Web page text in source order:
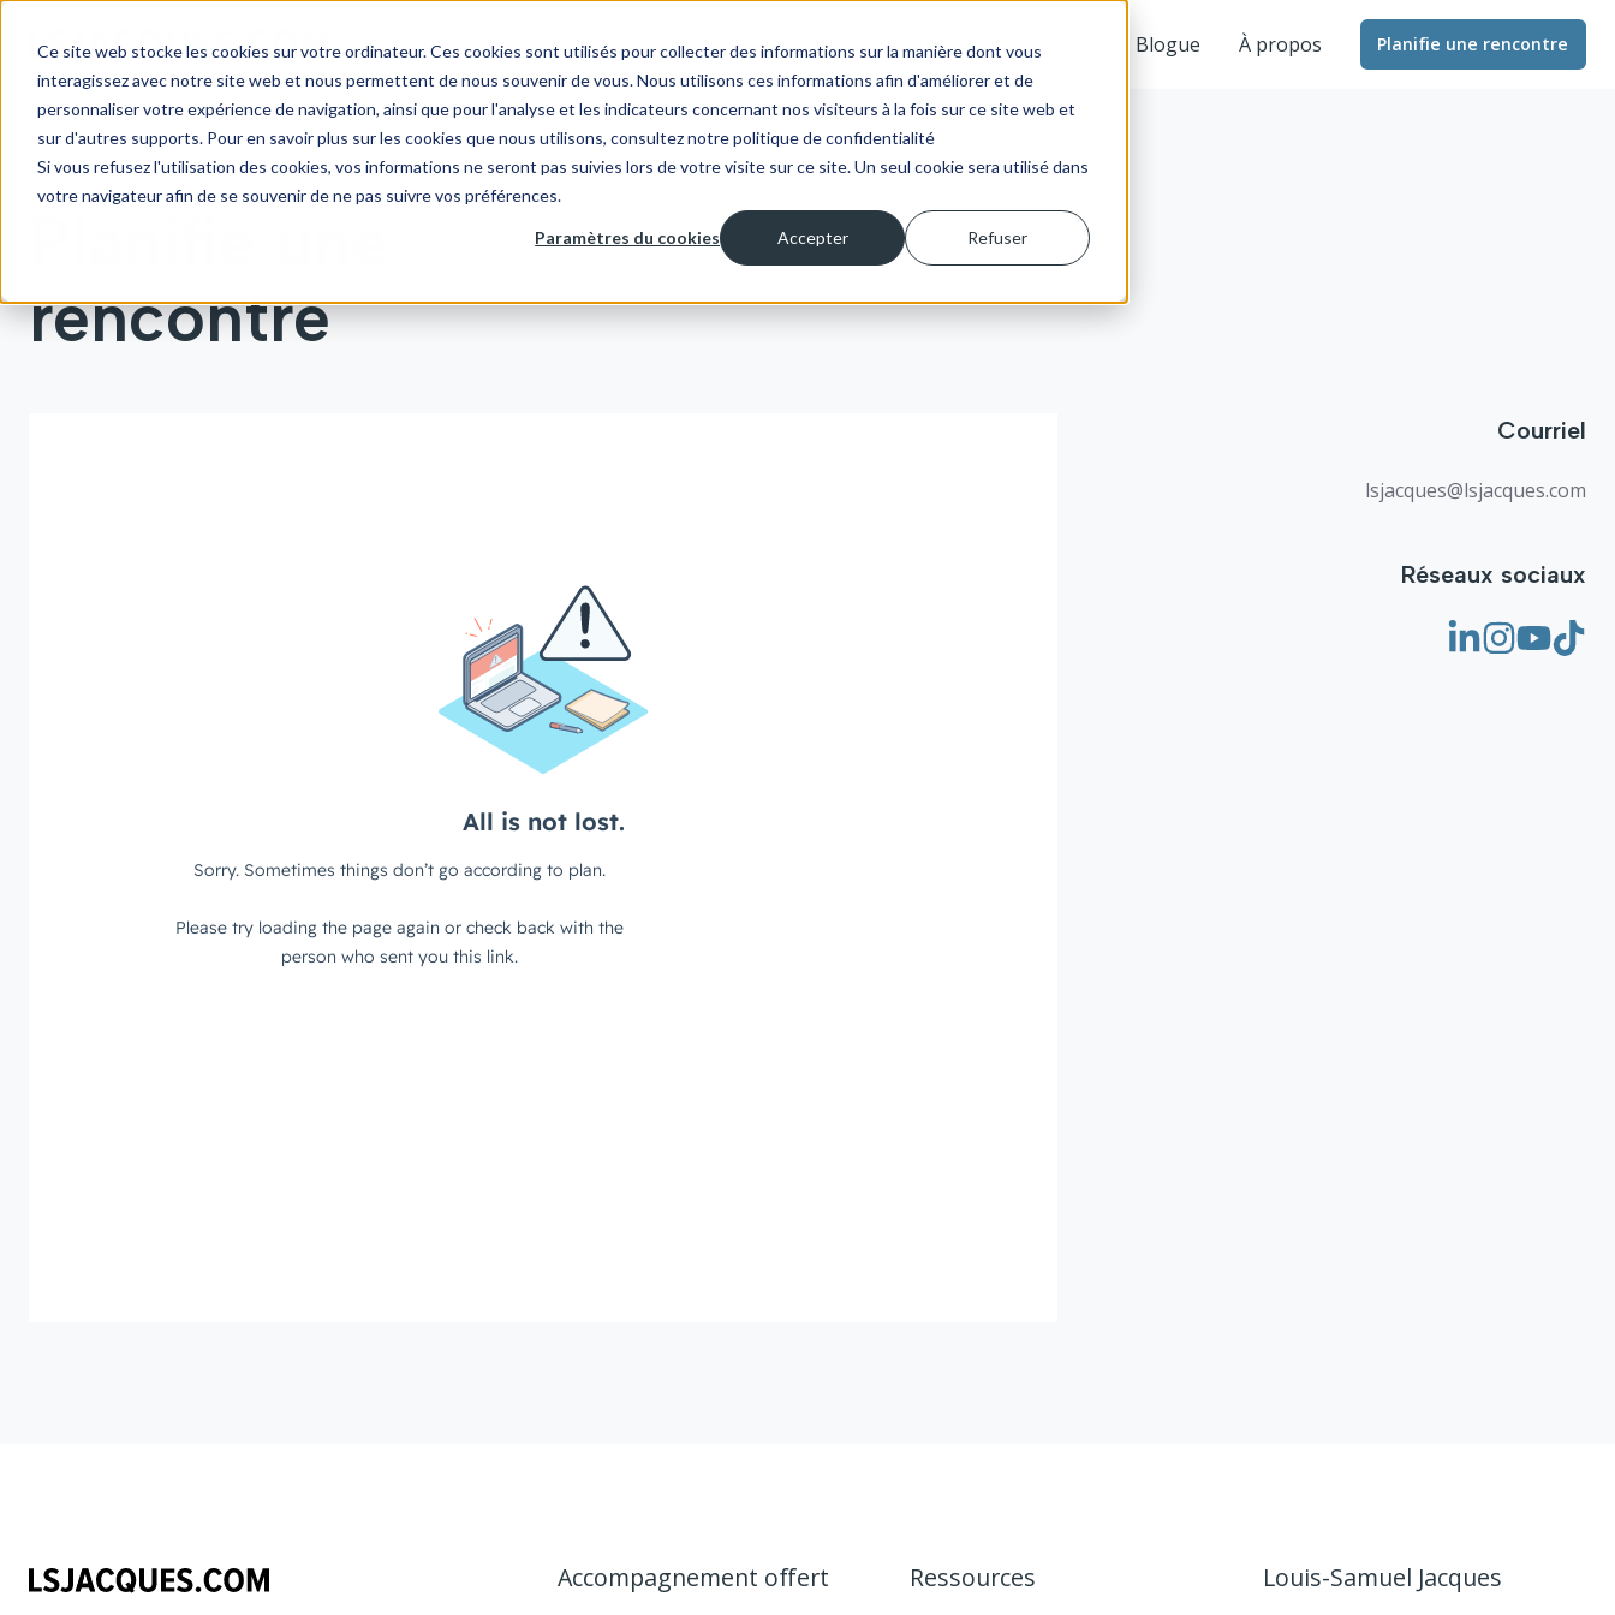
Ce site web stocke les cookies sur votre ordinateur. Ces cookies sont utilisés pour collecter des informations sur la manière dont vous
interagissez avec notre site web et nous permettent de nous souvenir de vous. Nous utilisons ces informations afin d'améliorer et de
personnaliser votre expérience de navigation, ainsi que pour l'analyse et les indicateurs concernant nos visiteurs à la fois sur ce site web et
sur d'autres supports. Pour en savoir plus sur les cookies que nous utilisons, consultez notre politique de confidentialité
Si vous refusez l'utilisation des cookies, vos informations ne seront pas suivies lors de votre visite sur ce site. Un seul cookie sera utilisé dans
votre navigateur afin de se souvenir de ne pas suivre vos préférences.
Paramètres du cookies Accepter Refuser
Comités consultatifs Conférences et ateliers Coaching Blogue À propos Planifie une rencontre
rencontre
Courriel
lsjacques@lsjacques.com
Réseaux sociaux
Accompagnement offert Ressources Louis-Samuel Jacques